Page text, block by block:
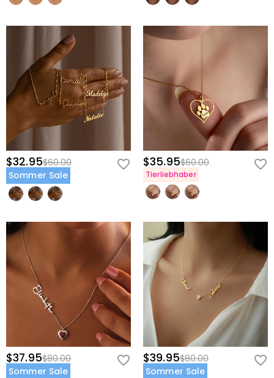
$32.95$60.00
Sommer Sale
$35.95$60.00
Tierliebhaber
$37.95$80.00
Sommer Sale
$39.95$80.00
Sommer Sale